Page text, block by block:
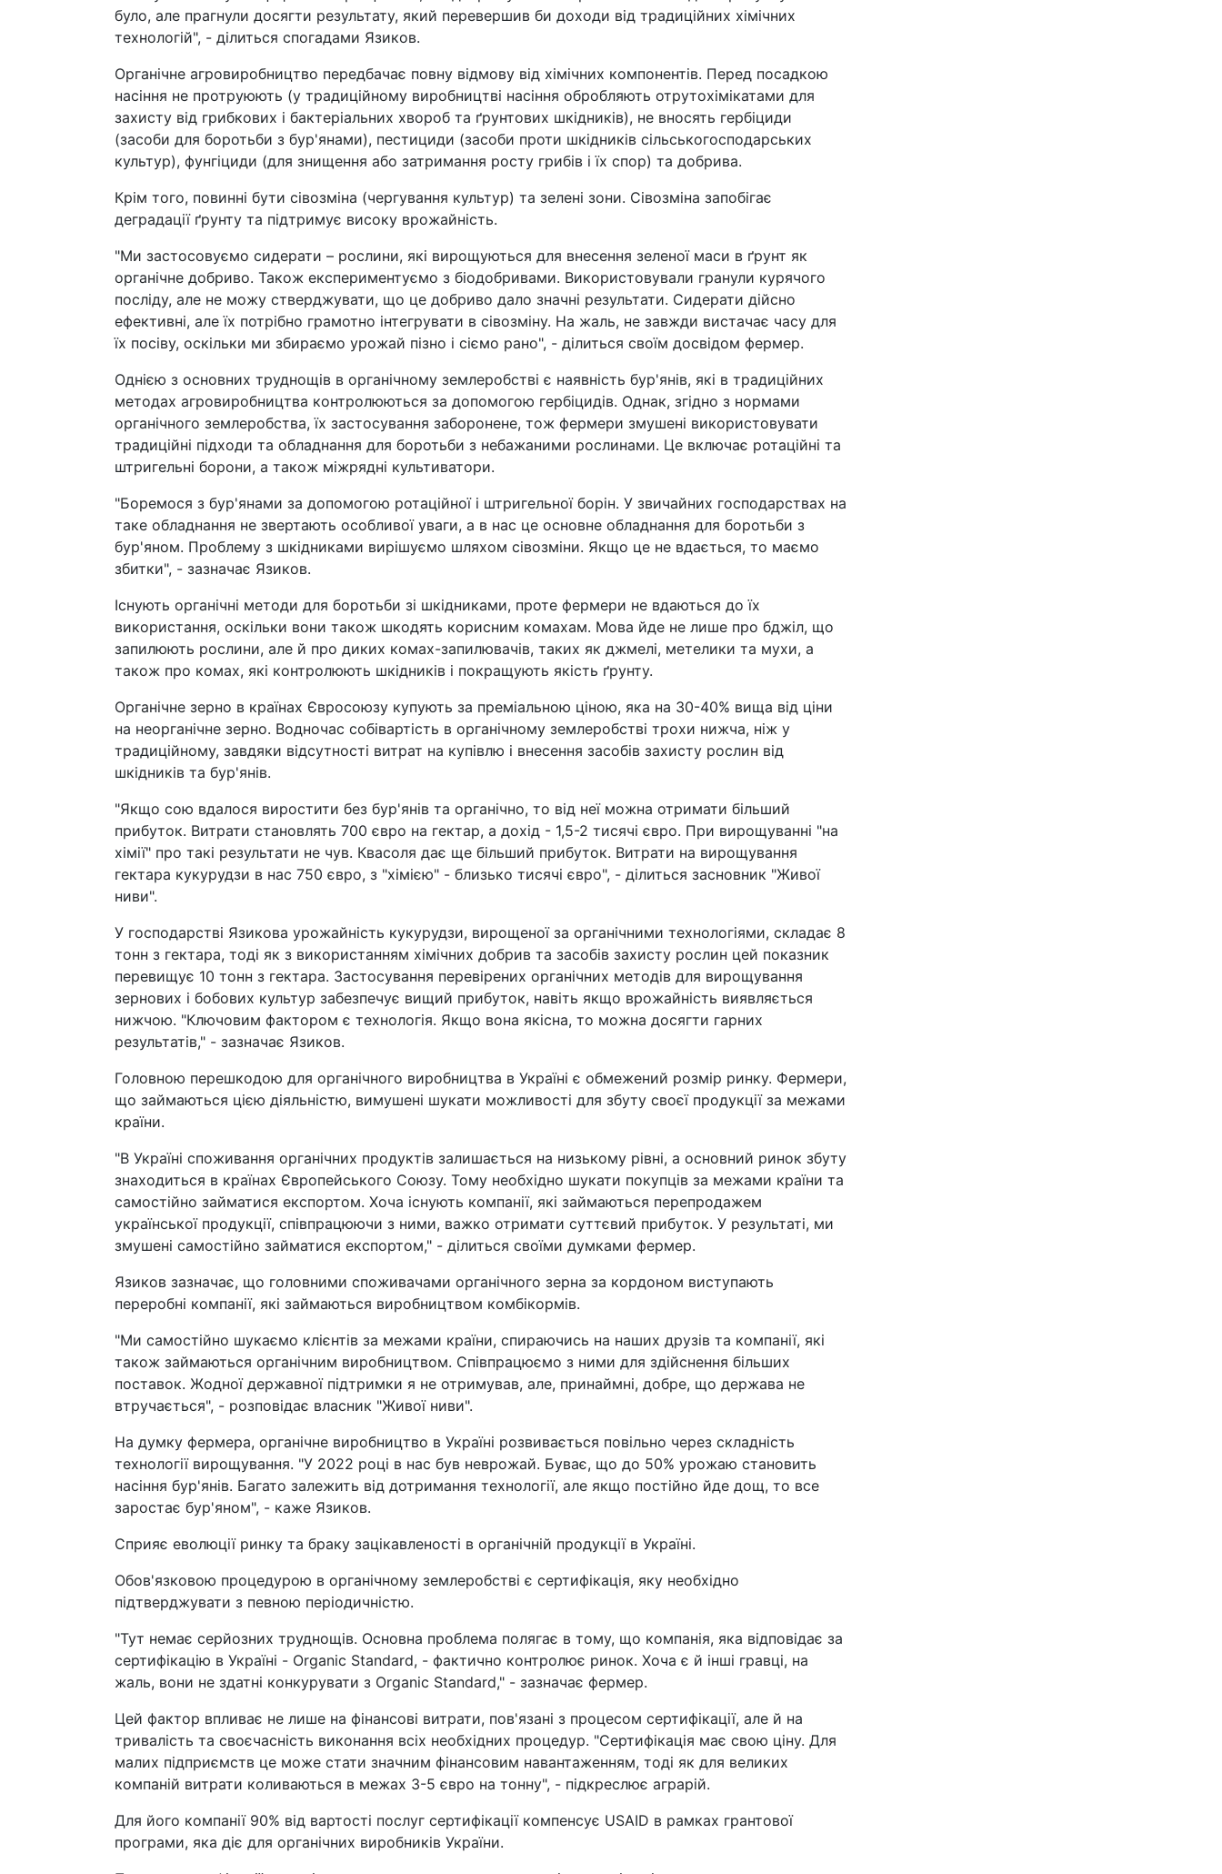
було, але прагнули досягти результату, який перевершив би доходи від традиційних хімічних
технологій", - ділиться спогадами Язиков.
Органічне агровиробництво передбачає повну відмову від хімічних компонентів. Перед посадкою
насіння не протруюють (у традиційному виробництві насіння обробляють отрутохімікатами для
захисту від грибкових і бактеріальних хвороб та ґрунтових шкідників), не вносять гербіциди
(засоби для боротьби з бур'янами), пестициди (засоби проти шкідників сільськогосподарських
культур), фунгіциди (для знищення або затримання росту грибів і їх спор) та добрива.
Крім того, повинні бути сівозміна (чергування культур) та зелені зони. Сівозміна запобігає
деградації ґрунту та підтримує високу врожайність.
"Ми застосовуємо сидерати – рослини, які вирощуються для внесення зеленої маси в ґрунт як
органічне добриво. Також експериментуємо з біодобривами. Використовували гранули курячого
посліду, але не можу стверджувати, що це добриво дало значні результати. Сидерати дійсно
ефективні, але їх потрібно грамотно інтегрувати в сівозміну. На жаль, не завжди вистачає часу для
їх посіву, оскільки ми збираємо урожай пізно і сіємо рано", - ділиться своїм досвідом фермер.
Однією з основних труднощів в органічному землеробстві є наявність бур'янів, які в традиційних
методах агровиробництва контролюються за допомогою гербіцидів. Однак, згідно з нормами
органічного землеробства, їх застосування заборонене, тож фермери змушені використовувати
традиційні підходи та обладнання для боротьби з небажаними рослинами. Це включає ротаційні та
штригельні борони, а також міжрядні культиватори.
"Боремося з бур'янами за допомогою ротаційної і штригельної борін. У звичайних господарствах на
таке обладнання не звертають особливої уваги, а в нас це основне обладнання для боротьби з
бур'яном. Проблему з шкідниками вирішуємо шляхом сівозміни. Якщо це не вдається, то маємо
збитки", - зазначає Язиков.
Існують органічні методи для боротьби зі шкідниками, проте фермери не вдаються до їх
використання, оскільки вони також шкодять корисним комахам. Мова йде не лише про бджіл, що
запилюють рослини, але й про диких комах-запилювачів, таких як джмелі, метелики та мухи, а
також про комах, які контролюють шкідників і покращують якість ґрунту.
Органічне зерно в країнах Євросоюзу купують за преміальною ціною, яка на 30-40% вища від ціни
на неорганічне зерно. Водночас собівартість в органічному землеробстві трохи нижча, ніж у
традиційному, завдяки відсутності витрат на купівлю і внесення засобів захисту рослин від
шкідників та бур'янів.
"Якщо сою вдалося виростити без бур'янів та органічно, то від неї можна отримати більший
прибуток. Витрати становлять 700 євро на гектар, а дохід - 1,5-2 тисячі євро. При вирощуванні "на
хімії" про такі результати не чув. Квасоля дає ще більший прибуток. Витрати на вирощування
гектара кукурудзи в нас 750 євро, з "хімією" - близько тисячі євро", - ділиться засновник "Живої
ниви".
У господарстві Язикова урожайність кукурудзи, вирощеної за органічними технологіями, складає 8
тонн з гектара, тоді як з використанням хімічних добрив та засобів захисту рослин цей показник
перевищує 10 тонн з гектара. Застосування перевірених органічних методів для вирощування
зернових і бобових культур забезпечує вищий прибуток, навіть якщо врожайність виявляється
нижчою. "Ключовим фактором є технологія. Якщо вона якісна, то можна досягти гарних
результатів," - зазначає Язиков.
Головною перешкодою для органічного виробництва в Україні є обмежений розмір ринку. Фермери,
що займаються цією діяльністю, вимушені шукати можливості для збуту своєї продукції за межами
країни.
"В Україні споживання органічних продуктів залишається на низькому рівні, а основний ринок збуту
знаходиться в країнах Європейського Союзу. Тому необхідно шукати покупців за межами країни та
самостійно займатися експортом. Хоча існують компанії, які займаються перепродажем
української продукції, співпрацюючи з ними, важко отримати суттєвий прибуток. У результаті, ми
змушені самостійно займатися експортом," - ділиться своїми думками фермер.
Язиков зазначає, що головними споживачами органічного зерна за кордоном виступають
переробні компанії, які займаються виробництвом комбікормів.
"Ми самостійно шукаємо клієнтів за межами країни, спираючись на наших друзів та компанії, які
також займаються органічним виробництвом. Співпрацюємо з ними для здійснення більших
поставок. Жодної державної підтримки я не отримував, але, принаймні, добре, що держава не
втручається", - розповідає власник "Живої ниви".
На думку фермера, органічне виробництво в Україні розвивається повільно через складність
технології вирощування. "У 2022 році в нас був неврожай. Буває, що до 50% урожаю становить
насіння бур'янів. Багато залежить від дотримання технології, але якщо постійно йде дощ, то все
заростає бур'яном", - каже Язиков.
Сприяє еволюції ринку та браку зацікавленості в органічній продукції в Україні.
Обов'язковою процедурою в органічному землеробстві є сертифікація, яку необхідно
підтверджувати з певною періодичністю.
"Тут немає серйозних труднощів. Основна проблема полягає в тому, що компанія, яка відповідає за
сертифікацію в Україні - Organic Standard, - фактично контролює ринок. Хоча є й інші гравці, на
жаль, вони не здатні конкурувати з Organic Standard," - зазначає фермер.
Цей фактор впливає не лише на фінансові витрати, пов'язані з процесом сертифікації, але й на
тривалість та своєчасність виконання всіх необхідних процедур. "Сертифікація має свою ціну. Для
малих підприємств це може стати значним фінансовим навантаженням, тоді як для великих
компаній витрати коливаються в межах 3-5 євро на тонну", - підкреслює аграрій.
Для його компанії 90% від вартості послуг сертифікації компенсує USAID в рамках грантової
програми, яка діє для органічних виробників України.